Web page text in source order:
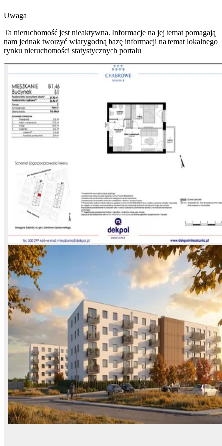
Uwaga
Ta nieruchomość jest nieaktywna. Informacje na jej temat pomagają
nam jednak tworzyć wiarygodną bazę informacji na temat lokalnego
rynku nieruchomości statystycznych portalu